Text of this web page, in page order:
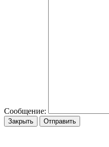
Сообщение:
Закрыть Отправить